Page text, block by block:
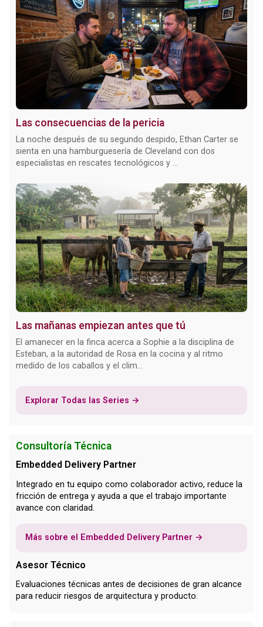
Las consecuencias de la pericia
La noche después de su segundo despido, Ethan Carter se
sienta en una hamburguesería de Cleveland con dos
especialistas en rescates tecnológicos y ...
Las mañanas empiezan antes que tú
El amanecer en la finca acerca a Sophie a la disciplina de
Esteban, a la autoridad de Rosa en la cocina y al ritmo
medido de los caballos y el clim...
Explorar Todas las Series →
Consultoría Técnica
Embedded Delivery Partner
Integrado en tu equipo como colaborador activo, reduce la
fricción de entrega y ayuda a que el trabajo importante
avance con claridad.
Más sobre el Embedded Delivery Partner →
Asesor Técnico
Evaluaciones técnicas antes de decisiones de gran alcance
para reducir riesgos de arquitectura y producto.